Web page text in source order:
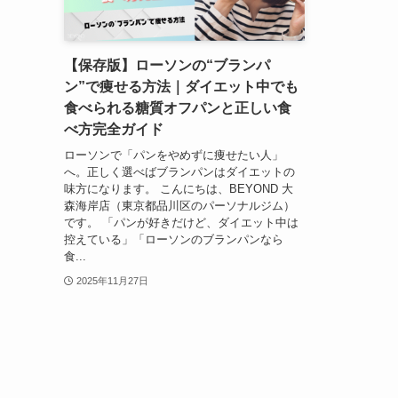
【保存版】ローソンの“ブランパ
ン”で痩せる方法｜ダイエット中でも
食べられる糖質オフパンと正しい食
べ方完全ガイド
ローソンで「パンをやめずに痩せたい人」
へ。正しく選べばブランパンはダイエットの
味方になります。 こんにちは、BEYOND 大
森海岸店（東京都品川区のパーソナルジム）
です。 「パンが好きだけど、ダイエット中は
控えている」「ローソンのブランパンなら
食...
2025年11月27日